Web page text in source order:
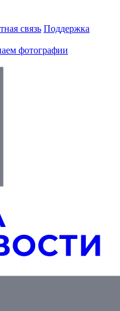
связь Поддержка
фотографии